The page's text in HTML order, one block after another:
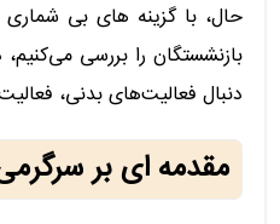
حال، با گزینه های بی
بازنشستگان را بررسی
دنبال فعالیت‌های بدنی،
مقدمه ای بر